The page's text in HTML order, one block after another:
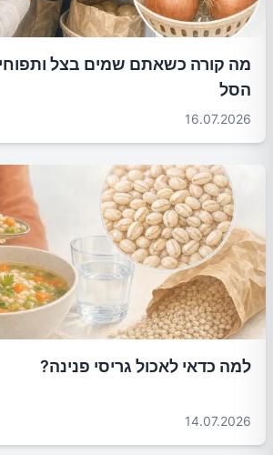
מה קורה כשאתם שמים בצל
הסל
16.07.2026
למה כדאי לאכול גריסי פנינה?
14.07.2026